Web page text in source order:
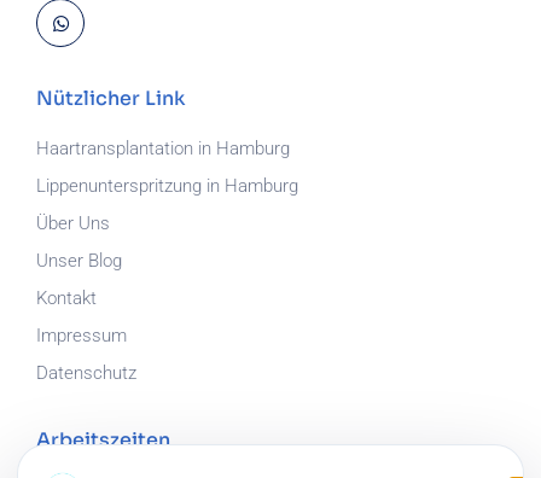
Nützlicher Link
Haartransplantation in Hamburg
Lippenunterspritzung in Hamburg
Über Uns
Unser Blog
Kontakt
Impressum
Datenschutz
Arbeitszeiten